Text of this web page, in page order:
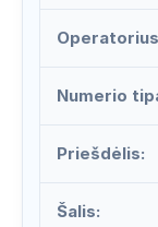
Numerio
Priešdėlis:
Šalis: